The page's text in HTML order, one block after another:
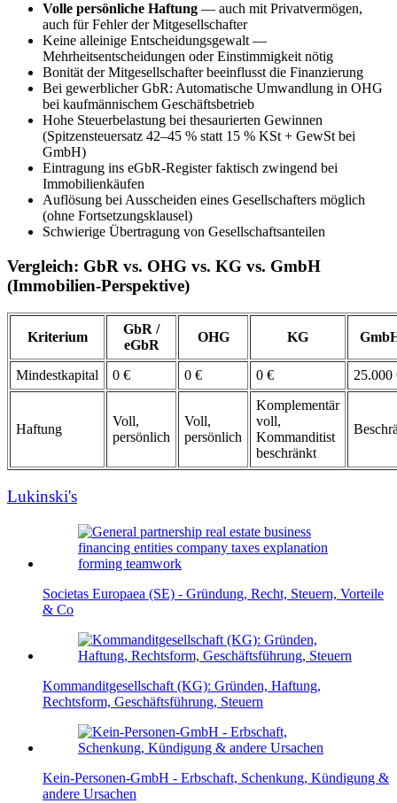
Volle persönliche Haftung — auch mit Privatvermögen,
auch für Fehler der Mitgesellschafter
Keine alleinige Entscheidungsgewalt —
Mehrheitsentscheidungen oder Einstimmigkeit nötig
Bonität der Mitgesellschafter beeinflusst die Finanzierung
Bei gewerblicher GbR: Automatische Umwandlung in OHG
bei kaufmännischem Geschäftsbetrieb
Hohe Steuerbelastung bei thesaurierten Gewinnen
(Spitzensteuersatz 42–45 % statt 15 % KSt + GewSt bei
GmbH)
Eintragung ins eGbR-Register faktisch zwingend bei
Immobilienkäufen
Auflösung bei Ausscheiden eines Gesellschafters möglich
(ohne Fortsetzungsklausel)
Schwierige Übertragung von Gesellschaftsanteilen
Vergleich: GbR vs. OHG vs. KG vs. GmbH
(Immobilien-Perspektive)
Kriterium
GbR /
eGbR
OHG KG
Mindestkapital 0 € 0 € 0 € 25.000
Haftung
Voll,
persönlich
Voll,
persönlich
Komplementär
voll,
Kommanditist
beschränkt
Lukinski's
Societas Europaea (SE) - Gründung, Recht, Steuern, Vorteile
& Co
Kommanditgesellschaft (KG): Gründen, Haftung,
Rechtsform, Geschäftsführung, Steuern
Kein-Personen-GmbH - Erbschaft, Schenkung, Kündigung &
andere Ursachen